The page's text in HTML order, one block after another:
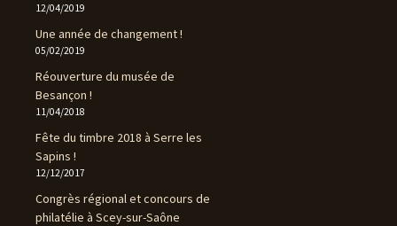
12/04/2019
Une année de changement !
05/02/2019
Réouverture du musée de
Besançon !
11/04/2018
Fête du timbre 2018 à Serre les
Sapins !
12/12/2017
Congrès régional et concours de
philatélie à Scey-sur-Saône